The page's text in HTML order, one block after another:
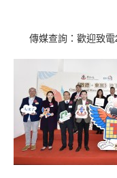
傳媒查詢：歡迎致